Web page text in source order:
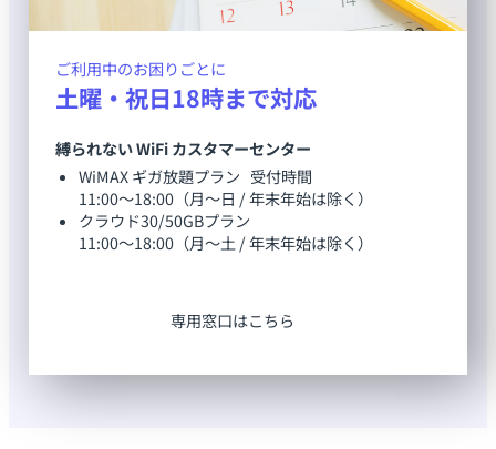
ご利用中のお困りごとに
土曜・祝日18時まで対応
縛られない WiFi カスタマーセンター
WiMAX ギガ放題プラン 受付時間
11:00～18:00（月～日 / 年末年始は除く）
クラウド30/50GBプラン
11:00～18:00（月～土 / 年末年始は除く）
専用窓口はこちら